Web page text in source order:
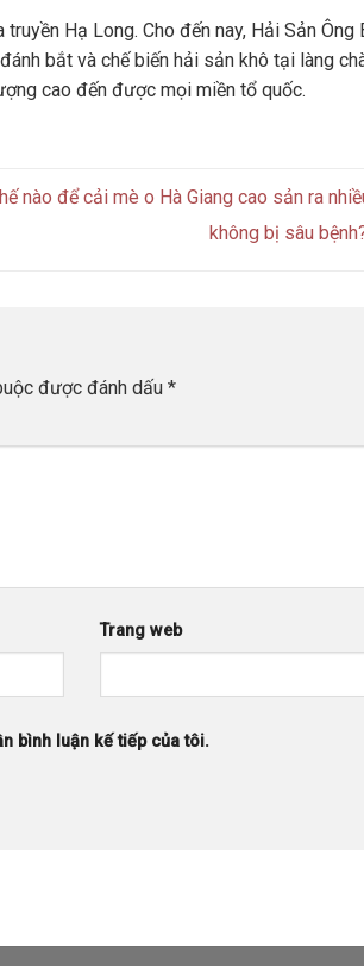
Hạ Long. Cho đến nay, Hải Sản Ông
bắt và chế biến hải sản khô tại làng
cao đến được mọi miền tổ quốc.
nào để cải mè o Hà Giang cao sản ra
không bị sâu
được đánh dấu *
Trang web
bình luận kế tiếp của tôi.